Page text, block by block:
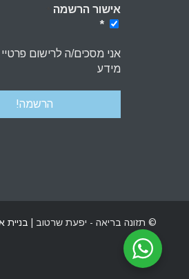
אישור הרשמה
*
אני מסכים/ה לרישום
מידע
© תזונה בריאה - יפעת שרטוב | בניית